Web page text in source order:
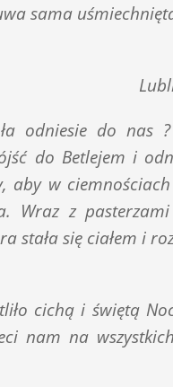
sama
odniesie do nas
do Betlejem i
aby w
Wraz z
stała się ciałem i
cichą i świętą
nam na